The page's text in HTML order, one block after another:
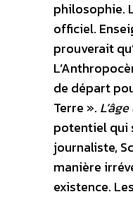
philosophie.
officiel.
prouverait
de départ
Terre ».
potentiel qui
journaliste,
manière
existence.